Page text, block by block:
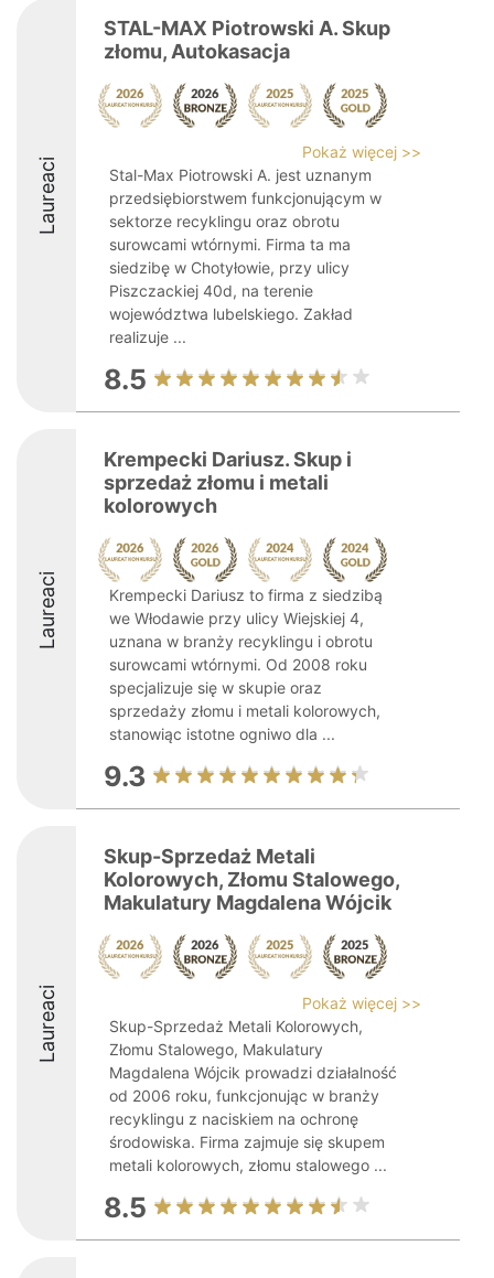
Laureaci
STAL-MAX Piotrowski A. Skup
złomu, Autokasacja
Pokaż więcej >>
Stal-Max Piotrowski A. jest uznanym
przedsiębiorstwem funkcjonującym w
sektorze recyklingu oraz obrotu
surowcami wtórnymi. Firma ta ma
siedzibę w Chotyłowie, przy ulicy
Piszczackiej 40d, na terenie
województwa lubelskiego. Zakład
realizuje ...
8.5
Laureaci
Krempecki Dariusz. Skup i
sprzedaż złomu i metali
kolorowych
Krempecki Dariusz to firma z siedzibą
we Włodawie przy ulicy Wiejskiej 4,
uznana w branży recyklingu i obrotu
surowcami wtórnymi. Od 2008 roku
specjalizuje się w skupie oraz
sprzedaży złomu i metali kolorowych,
stanowiąc istotne ogniwo dla ...
9.3
Laureaci
Skup-Sprzedaż Metali
Kolorowych, Złomu Stalowego,
Makulatury Magdalena Wójcik
Pokaż więcej >>
Skup-Sprzedaż Metali Kolorowych,
Złomu Stalowego, Makulatury
Magdalena Wójcik prowadzi działalność
od 2006 roku, funkcjonując w branży
recyklingu z naciskiem na ochronę
środowiska. Firma zajmuje się skupem
metali kolorowych, złomu stalowego ...
8.5